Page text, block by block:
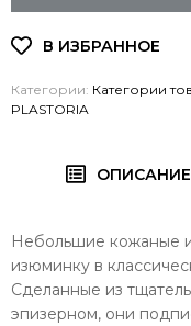
Категории: Категории
PLASTORIA
ОПИСАНИЕ
Небольшие кожаные
изюминку в
Сделанные из
эпизерном, они